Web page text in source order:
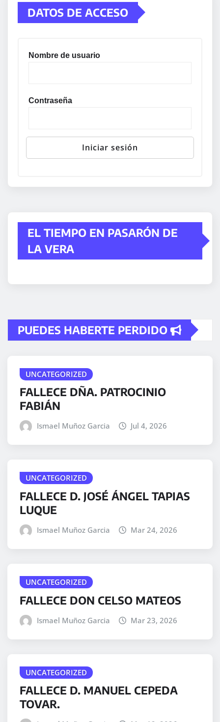
DATOS DE ACCESO
Nombre de usuario
Contraseña
EL TIEMPO EN PASARÓN DE
LA VERA
PUEDES HABERTE PERDIDO
UNCATEGORIZED
FALLECE DÑA. PATROCINIO
FABIÁN
Ismael Muñoz Garcia Jul 4, 2026
UNCATEGORIZED
FALLECE D. JOSÉ ÁNGEL TAPIAS
LUQUE
Ismael Muñoz Garcia Mar 24, 2026
UNCATEGORIZED
FALLECE DON CELSO MATEOS
Ismael Muñoz Garcia Mar 23, 2026
UNCATEGORIZED
FALLECE D. MANUEL CEPEDA
TOVAR.